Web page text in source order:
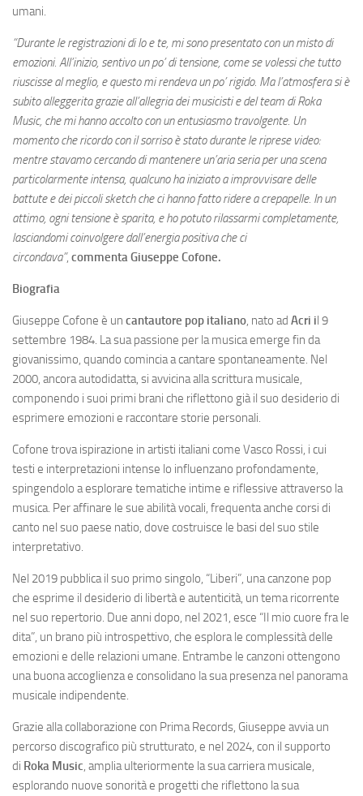
umani.
“Durante le registrazioni di Io e te, mi sono presentato con un misto di
emozioni. All’inizio, sentivo un po’ di tensione, come se volessi che tutto
riuscisse al meglio, e questo mi rendeva un po’ rigido. Ma l’atmosfera si è
subito alleggerita grazie all’allegria dei musicisti e del team di Roka
Music, che mi hanno accolto con un entusiasmo travolgente. Un
momento che ricordo con il sorriso è stato durante le riprese video:
mentre stavamo cercando di mantenere un’aria seria per una scena
particolarmente intensa, qualcuno ha iniziato a improvvisare delle
battute e dei piccoli sketch che ci hanno fatto ridere a crepapelle. In un
attimo, ogni tensione è sparita, e ho potuto rilassarmi completamente,
lasciandomi coinvolgere dall’energia positiva che ci
circondava”, commenta Giuseppe Cofone.
Biografia
Giuseppe Cofone è un cantautore pop italiano, nato ad Acri il 9
settembre 1984. La sua passione per la musica emerge fin da
giovanissimo, quando comincia a cantare spontaneamente. Nel
2000, ancora autodidatta, si avvicina alla scrittura musicale,
componendo i suoi primi brani che riflettono già il suo desiderio di
esprimere emozioni e raccontare storie personali.
Cofone trova ispirazione in artisti italiani come Vasco Rossi, i cui
testi e interpretazioni intense lo influenzano profondamente,
spingendolo a esplorare tematiche intime e riflessive attraverso la
musica. Per affinare le sue abilità vocali, frequenta anche corsi di
canto nel suo paese natio, dove costruisce le basi del suo stile
interpretativo.
Nel 2019 pubblica il suo primo singolo, “Liberi”, una canzone pop
che esprime il desiderio di libertà e autenticità, un tema ricorrente
nel suo repertorio. Due anni dopo, nel 2021, esce “Il mio cuore fra le
dita”, un brano più introspettivo, che esplora le complessità delle
emozioni e delle relazioni umane. Entrambe le canzoni ottengono
una buona accoglienza e consolidano la sua presenza nel panorama
musicale indipendente.
Grazie alla collaborazione con Prima Records, Giuseppe avvia un
percorso discografico più strutturato, e nel 2024, con il supporto
di Roka Music, amplia ulteriormente la sua carriera musicale,
esplorando nuove sonorità e progetti che riflettono la sua